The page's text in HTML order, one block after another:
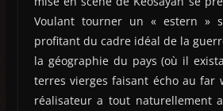
Voulant tourner un « estern »
profitant du cadre idéal de la
la géographie du pays (où il
terres vierges faisant écho au far
réalisateur a tout naturellement